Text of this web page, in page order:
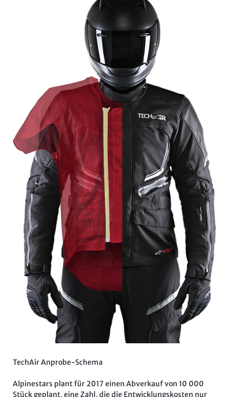
TechAir Anprobe-Schema
Alpinestars plant für 2017 einen Abverkauf von 10 000
Stück geplant, eine Zahl, die die Entwicklungskosten nur